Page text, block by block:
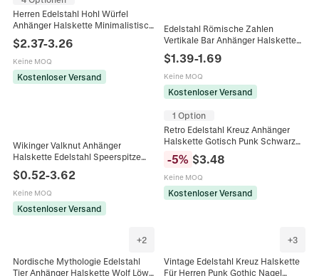
Herren Edelstahl Hohl Würfel
Anhänger Halskette Minimalistisch
Cube Kette Trendiger Schmuck
$2.37-3.26
Keine MOQ
Kostenloser Versand
Edelstahl Römische Zahlen
Vertikale Bar Anhänger Halskette
Hip Hop Unisex Boxkette
Minimalistischer Schmuck Herren
Accessoires
$1.39-1.69
Keine MOQ
Kostenloser Versand
Wikinger Valknut Anhänger
Halskette Edelstahl Speerspitze
Schmuck Vintage Schild Amulett
$0.52-3.62
Keine MOQ
Kostenloser Versand
1 Option
Retro Edelstahl Kreuz Anhänger
Halskette Gotisch Punk Schwarz
Stein Eingelegt Stahl Farbe Damen
Herren Mode Schmuck Geschenk
-5% $3.48
Keine MOQ
Kostenloser Versand
+2
Nordische Mythologie Edelstahl
Tier Anhänger Halskette Wolf Löwe
+3
Vintage Edelstahl Kreuz Halskette
Für Herren Punk Gothic Nagel